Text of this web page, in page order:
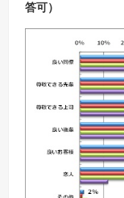
答可）